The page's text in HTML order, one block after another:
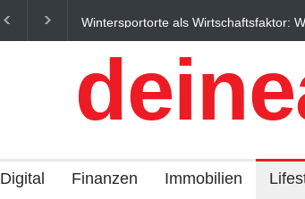
Wintersportorte als Wirtschaftsfaktor:
Qualitätstourismus profitieren
Digital Finanzen Immobilien